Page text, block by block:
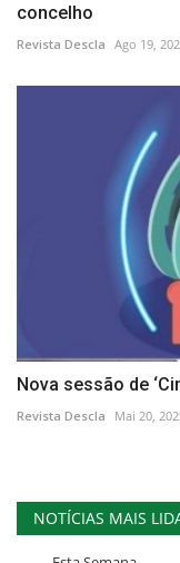
concelho
Revista Descla Ago 19,
Nova sessão de
Revista Descla Mai 20,
NOTÍCIAS MAIS